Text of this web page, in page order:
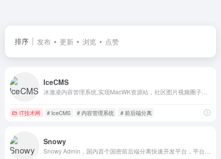
排序 发布 更新 浏览 点赞
IceCMS
IT技术网 # IceCMS # 内容管理系统 # 前后端分离
Snowy